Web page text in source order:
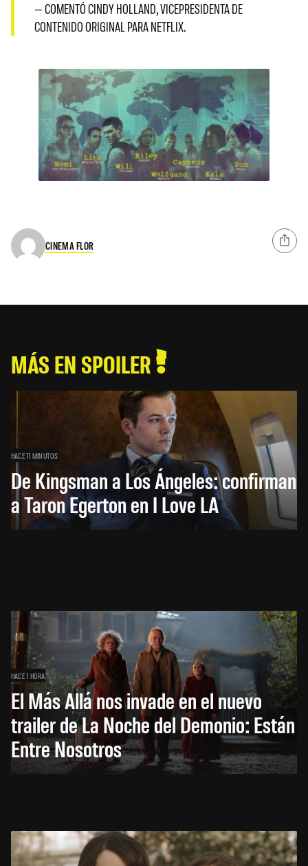
— COMENTÓ CINDY HOLLAND, VICEPRESIDENTA DE
CONTENIDO ORIGINAL PARA NETFLIX.
CINEMA FLOR
MÁS EN SPOILER
HACE 11 MINUTOS
De Kingsman a Los Ángeles: confirman
a Taron Egerton en I Love LA
HACE 1 HORA
El Más Allá nos invade en el nuevo
trailer de La Noche del Demonio: Están
Entre Nosotros